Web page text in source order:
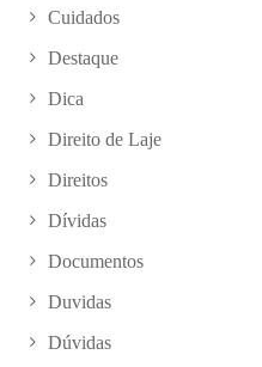
Cuidados
Destaque
Dica
Direito de Laje
Direitos
Dívidas
Documentos
Duvidas
Dúvidas